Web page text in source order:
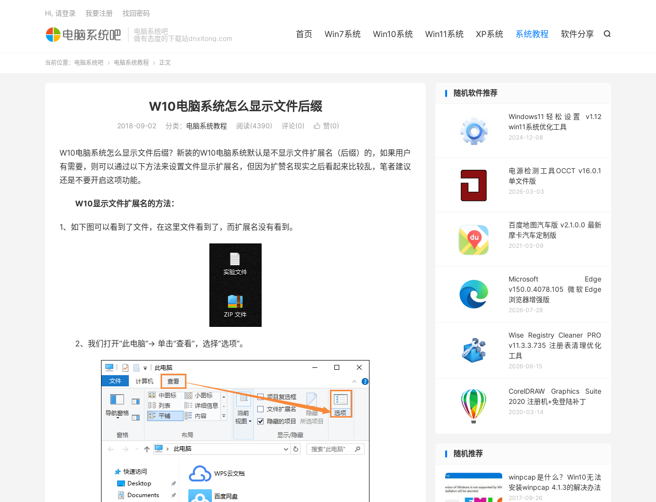
电脑系统吧
做有态度的下载站dnxitong.com

首页 Win7系统 Win10系统 Win11系统 XP系统 系统教程 软件分享
Hi, 请登录 我要注册 找回密码
当前位置： 电脑系统吧  电脑系统教程  正文
W10电脑系统怎么显示文件后缀
2018-09-02 分类： 电脑系统教程 阅读(4390) 评论(0)  赞(0)
W10电脑系统怎么显示文件后缀？新装的W10电脑系统默认是不显示文件扩展名（后缀）的，如果用户
有需要，则可以通过以下方法来设置文件显示扩展名，但因为扩赞名现实之后看起来比较乱，笔者建议
还是不要开启这项功能。
W10显示文件扩展名的方法：
1、如下图可以看到了文件，在这里文件看到了，而扩展名没有看到。
2、我们打开“此电脑”→ 单击“查看”，选择”选项”。
随机软件推荐
Windows11轻松设置 v1.12
win11系统优化工具
2024-12-08
电源检测工具OCCT v16.0.1
单文件版
2026-03-03
百度地图汽车版 v2.1.0.0 最新
摩卡汽车定制版
2021-03-09
Microsoft Edge
v150.0.4078.105 微软Edge
浏览器增强版
2026-07-28
Wise Registry Cleaner PRO
v11.3.3.735 注册表清理优化
工具
2026-06-15
CorelDRAW Graphics Suite
2020 注册机+免登陆补丁
2020-03-14
随机推荐
winpcap是什么？Win10无法
安装winpcap 4.1.3的解决办法
2017-09-26